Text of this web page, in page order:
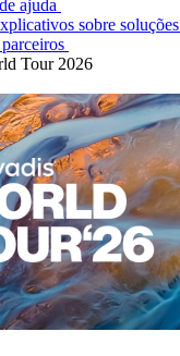
ajuda
sobre soluções
Tour 2026